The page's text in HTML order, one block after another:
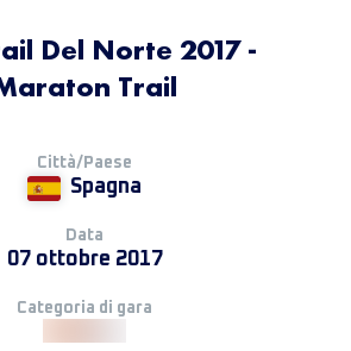
Del Norte 2017 -
Trail
Città/Paese
Spagna
Data
07 ottobre 2017
Categoria di gara